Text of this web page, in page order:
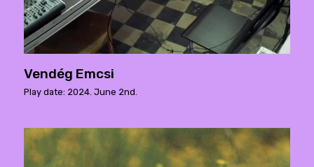
Vendég Emcsi
Play date: 2024. June 2nd.